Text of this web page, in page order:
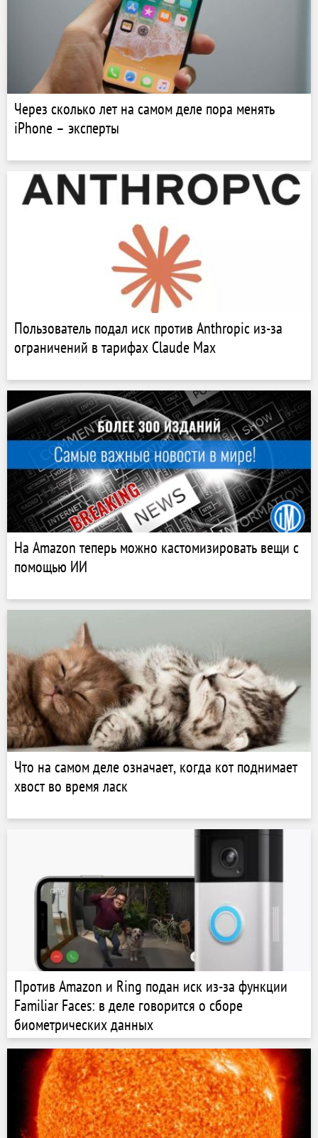
Через сколько лет на самом деле пора менять
iPhone – эксперты
Пользователь подал иск против Anthropic из-за
ограничений в тарифах Claude Max
На Amazon теперь можно кастомизировать вещи с
помощью ИИ
Что на самом деле означает, когда кот поднимает
хвост во время ласк
Против Amazon и Ring подан иск из-за функции
Familiar Faces: в деле говорится о сборе
биометрических данных